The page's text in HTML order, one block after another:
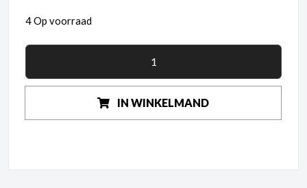
4 Op voorraad
IN WINKELMAND